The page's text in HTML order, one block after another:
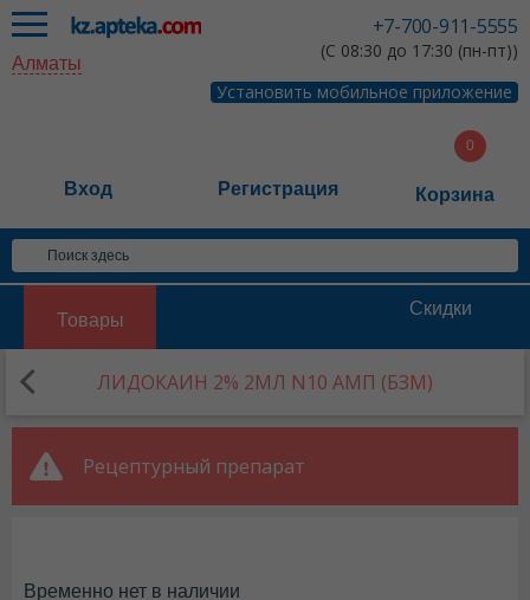
+7-700-911-5555
(С 08:30 до 17:30 (пн-пт))
Установить мобильное приложение
Алматы
Вход Регистрация Корзина
Товары
Скидки
ЛИДОКАИН 2% 2МЛ N10 АМП (БЗМ)
Рецептурный препарат
Временно нет в наличии